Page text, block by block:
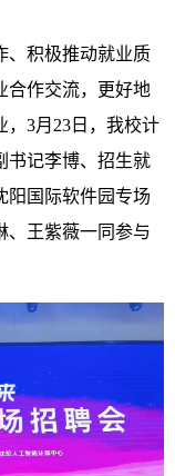
、积极推动就业质
合作交流，更好地
，3月23日，我校计
书记李博、招生就
阳国际软件园专场
、王紫薇一同参与